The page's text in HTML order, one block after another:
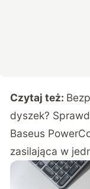
Czytaj też:
dyszek?
Baseus
zasilająca w